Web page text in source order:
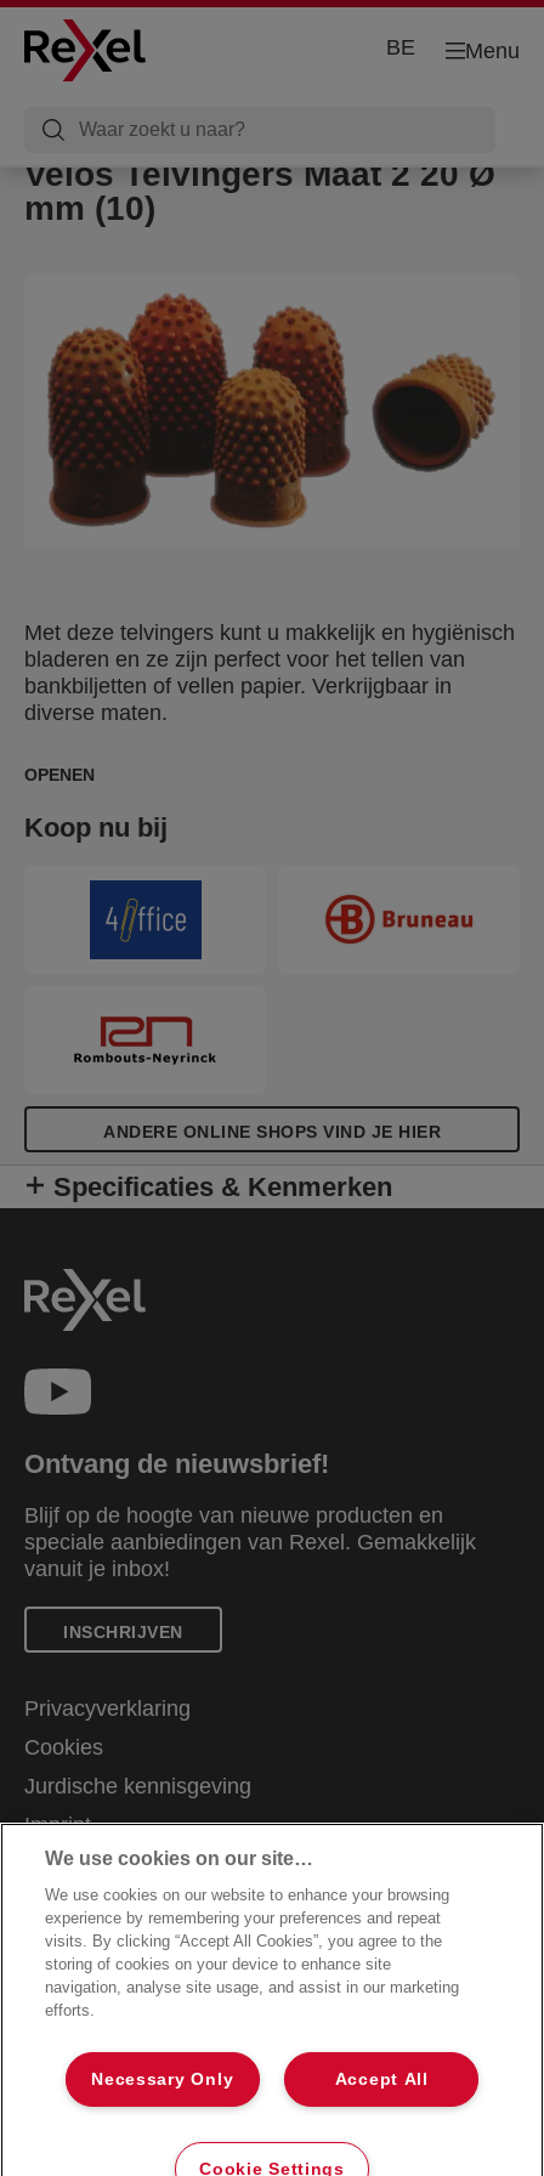
Menu
BE
Velos Telvingers Maat 2 20 Ø
mm (10)
Met deze telvingers kunt u makkelijk en hygiënisch
bladeren en ze zijn perfect voor het tellen van
bankbiljetten of vellen papier. Verkrijgbaar in
diverse maten.
OPENEN
Koop nu bij
ANDERE ONLINE SHOPS VIND JE HIER
Specificaties & Kenmerken
Ontvang de nieuwsbrief!
Blijf op de hoogte van nieuwe producten en
speciale aanbiedingen van Rexel. Gemakkelijk
vanuit je inbox!
INSCHRIJVEN
Privacyverklaring
Cookies
Jurdische kennisgeving
Imprint
Mijn gegevens beheren
Klantenservice
Garantievoorwaarden
Richtlijnen bij recycling van verpakkingen
Conformiteitsverklaringen
Sitemap
Garantievoorwaarden
©2026 ACCO Brands
We use cookies on our site…
We use cookies on our website to enhance your browsing
experience by remembering your preferences and repeat
visits. By clicking “Accept All Cookies”, you agree to the
storing of cookies on your device to enhance site
navigation, analyse site usage, and assist in our marketing
efforts.
Accept All
Necessary Only
Cookie Settings